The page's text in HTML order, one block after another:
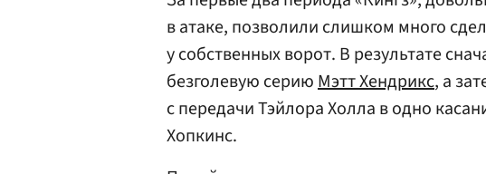
в атаке, позволили слишком много
у собственных ворот. В результате
безголевую сериюМэтт Хендрикс, а
с передачи Тэйлора Холла в одно
Хопкинс.